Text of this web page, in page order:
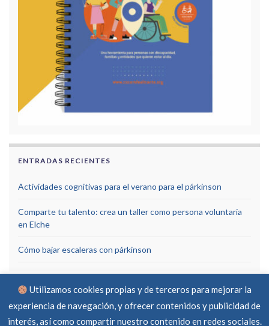
ENTRADAS RECIENTES
Actividades cognitivas para el verano para el párkinson
Comparte tu talento: crea un taller como persona voluntaria
en Elche
Cómo bajar escaleras con párkinson
Utilizamos cookies propias y de terceros para mejorar la
experiencia de navegación, y ofrecer contenidos y publicidad de
interés, así como compartir nuestro contenido en redes sociales.